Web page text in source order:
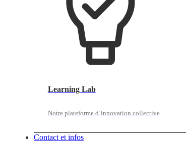
Learning Lab
Notre plateforme d’innovation collective
Contact et infos